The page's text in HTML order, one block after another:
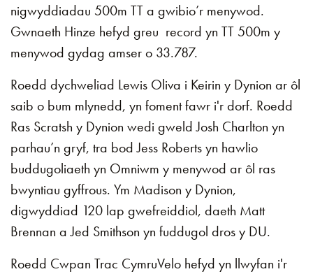
nigwyddiadau 500m TT a gwibio’r menywod.
Gwnaeth Hinze hefyd greu record yn TT 500m y
menywod gydag amser o 33.787.
Roedd dychweliad Lewis Oliva i Keirin y Dynion ar ôl
saib o bum mlynedd, yn foment fawr i'r dorf. Roedd
Ras Scratsh y Dynion wedi gweld Josh Charlton yn
parhau’n gryf, tra bod Jess Roberts yn hawlio
buddugoliaeth yn Omniwm y menywod ar ôl ras
bwyntiau gyffrous. Ym Madison y Dynion,
digwyddiad 120 lap gwefreiddiol, daeth Matt
Brennan a Jed Smithson yn fuddugol dros y DU.
Roedd Cwpan Trac CymruVelo hefyd yn llwyfan i'r